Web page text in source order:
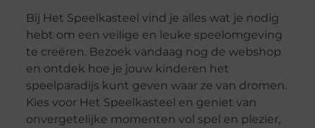
Bij Het Speelkasteel vind je alles wat je nodig
hebt om een veilige en leuke speelomgeving
te creëren. Bezoek vandaag nog de webshop
en ontdek hoe je jouw kinderen het
speelparadijs kunt geven waar ze van dromen.
Kies voor Het Speelkasteel en geniet van
onvergetelijke momenten vol spel en plezier,